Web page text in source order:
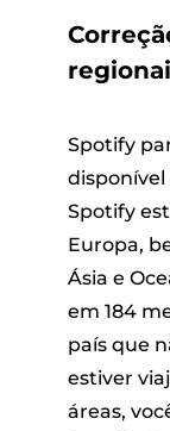
Spotify
Spotify
Europa,
Ásia e
em 184
país que
estiver
áreas,